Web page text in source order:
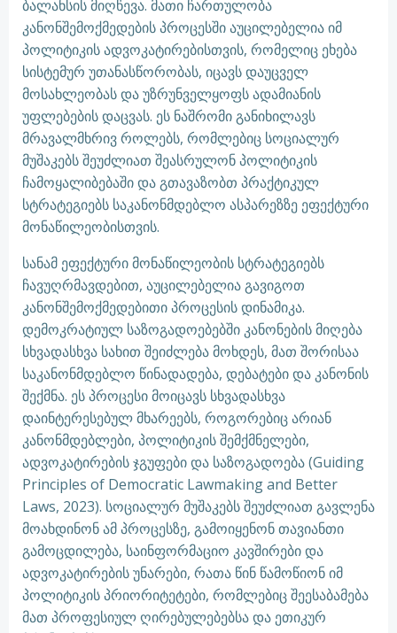
ბალანსის მიღწევა. მათი ჩართულობა
კანონშემოქმედების პროცესში აუცილებელია იმ
პოლიტიკის ადვოკატირებისთვის, რომელიც ეხება
სისტემურ უთანასწორობას, იცავს დაუცველ
მოსახლეობას და უზრუნველყოფს ადამიანის
უფლებების დაცვას. ეს ნაშრომი განიხილავს
მრავალმხრივ როლებს, რომლებიც სოციალურ
მუშაკებს შეუძლიათ შეასრულონ პოლიტიკის
ჩამოყალიბებაში და გთავაზობთ პრაქტიკულ
სტრატეგიებს საკანონმდებლო ასპარეზზე ეფექტური
მონაწილეობისთვის.
სანამ ეფექტური მონაწილეობის სტრატეგიებს
ჩავუღრმავდებით, აუცილებელია გავიგოთ
კანონშემოქმედებითი პროცესის დინამიკა.
დემოკრატიულ საზოგადოებებში კანონების მიღება
სხვადასხვა სახით შეიძლება მოხდეს, მათ შორისაა
საკანონმდებლო წინადადება, დებატები და კანონის
შექმნა. ეს პროცესი მოიცავს სხვადასხვა
დაინტერესებულ მხარეებს, როგორებიც არიან
კანონმდებლები, პოლიტიკის შემქმნელები,
ადვოკატირების ჯგუფები და საზოგადოება (Guiding
Principles of Democratic Lawmaking and Better
Laws, 2023). სოციალურ მუშაკებს შეუძლიათ გავლენა
მოახდინონ ამ პროცესზე, გამოიყენონ თავიანთი
გამოცდილება, საინფორმაციო კავშირები და
ადვოკატირების უნარები, რათა წინ წამოწიონ იმ
პოლიტიკის პრიორიტეტები, რომლებიც შეესაბამება
მათ პროფესიულ ღირებულებებსა და ეთიკურ